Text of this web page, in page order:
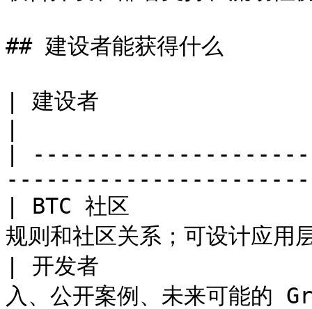
## 建设者能获得什么
| 建设者
|
| BTC 社区
规则和社区关系；可设
| 开发者
入、公开案例、未来